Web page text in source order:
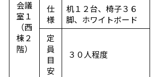
会議
室１
（西
棟２
階）
仕
様
机１２台、椅子３６
脚、ホワイトボード
定
員
目
安
３０人程度